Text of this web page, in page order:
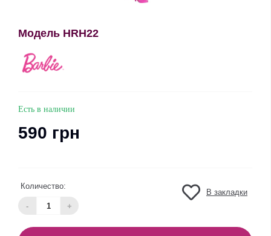
Модель HRH22
Есть в наличии
590 грн
Количество:
- +
В закладки